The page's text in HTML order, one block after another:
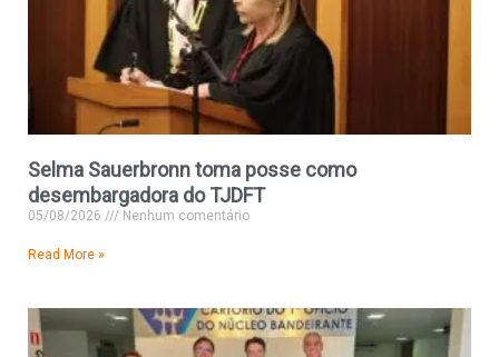
Selma Sauerbronn toma posse como
desembargadora do TJDFT
05/08/2026 Nenhum comentário
Read More »